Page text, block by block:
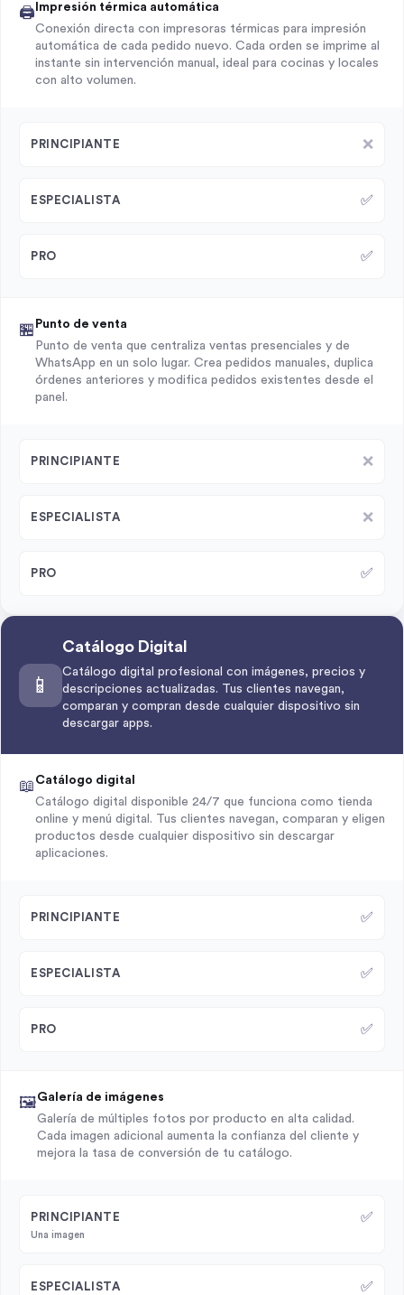
🖨️ Impresión térmica automática
Conexión directa con impresoras térmicas para impresión
automática de cada pedido nuevo. Cada orden se imprime al
instante sin intervención manual, ideal para cocinas y locales
con alto volumen.
PRINCIPIANTE ❌
ESPECIALISTA ✅
PRO ✅
🏪 Punto de venta
Punto de venta que centraliza ventas presenciales y de
WhatsApp en un solo lugar. Crea pedidos manuales, duplica
órdenes anteriores y modifica pedidos existentes desde el
panel.
PRINCIPIANTE ❌
ESPECIALISTA ❌
PRO ✅
📱
Catálogo Digital
Catálogo digital profesional con imágenes, precios y
descripciones actualizadas. Tus clientes navegan,
comparan y compran desde cualquier dispositivo sin
descargar apps.
📖 Catálogo digital
Catálogo digital disponible 24/7 que funciona como tienda
online y menú digital. Tus clientes navegan, comparan y eligen
productos desde cualquier dispositivo sin descargar
aplicaciones.
PRINCIPIANTE ✅
ESPECIALISTA ✅
PRO ✅
🖼️Galería de imágenes
Galería de múltiples fotos por producto en alta calidad.
Cada imagen adicional aumenta la confianza del cliente y
mejora la tasa de conversión de tu catálogo.
PRINCIPIANTE ✅
Una imagen
ESPECIALISTA ✅